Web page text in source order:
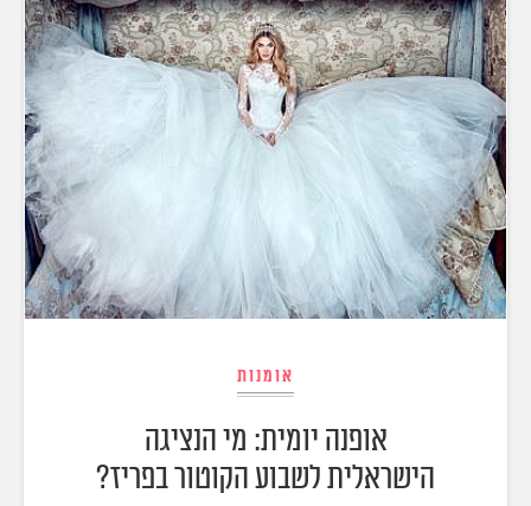
אומנות
אופנה יומית: מי הנציגה
הישראלית לשבוע הקוטור בפריז?